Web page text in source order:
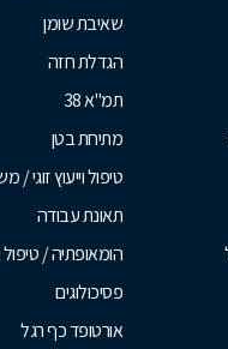
שאיבת שומן
הגדלת חזה
תמ"א 38
מתיחת בטן
טיפול וייעוץ זוגי /
תאונת עבודה
הומאופתיה /
פסיכולוגים
אורטופד כף רגל